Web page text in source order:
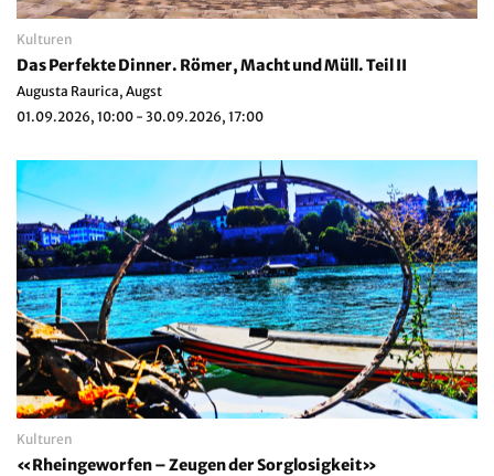
Kulturen
Das Perfekte Dinner. Römer, Macht und Müll. Teil II
Augusta Raurica, Augst
01.09.2026, 10:00 - 30.09.2026, 17:00
Kulturen
«Rheingeworfen – Zeugen der Sorglosigkeit»